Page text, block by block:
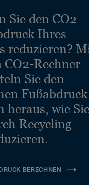
Sie den CO2
Ihres
reduzieren?
CO2-Rechner
Sie den
Fußabdruck
heraus, wie Sie
Recycling
BERECHNEN